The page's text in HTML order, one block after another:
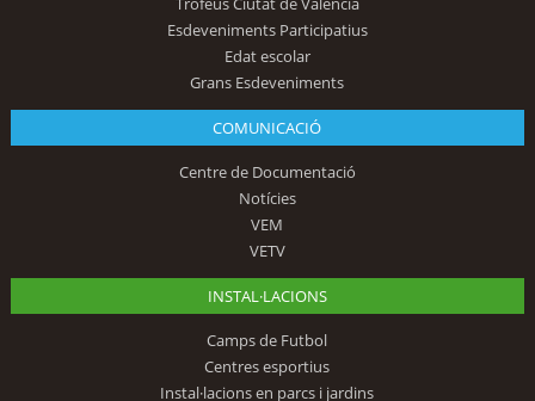
Esdeveniments Participatius
Edat escolar
Grans Esdeveniments
COMUNICACIÓ
Centre de Documentació
Notícies
VEM
VETV
INSTAL·LACIONS
Camps de Futbol
Centres esportius
Instal·lacions en parcs i jardins